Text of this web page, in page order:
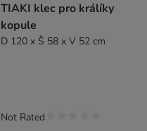
TIAKI klec pro králíky
kopule
D 120 x Š 58 x V 52 cm
Not Rated